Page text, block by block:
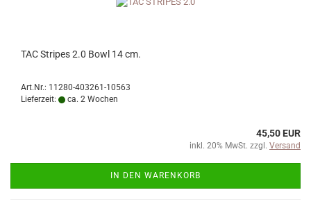
TAC Stripes 2.0 Bowl 14 cm.
Art.Nr.: 11280-403261-10563
Lieferzeit:
ca. 2 Wochen
45,50 EUR
inkl. 20% MwSt. zzgl. Versand
IN DEN WARENKORB